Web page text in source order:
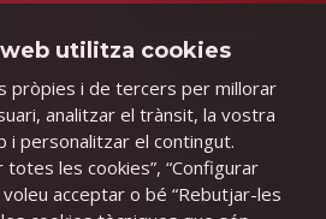
utilitza cookies
pròpies i de tercers per millorar
analitzar el trànsit, la vostra
i personalitzar el contingut.
totes les cookies”, “Configurar
acceptar o bé “Rebutjar-les